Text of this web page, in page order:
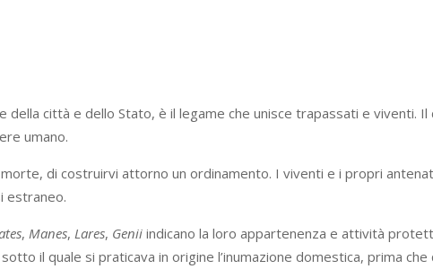
della città e dello Stato, è il legame che unisce trapassati e viventi.
umano.
di costruirvi attorno un ordinamento. I viventi e i propri
estraneo.
, Manes, Lares, Genii indicano la loro appartenenza e attività
il quale si praticava in origine l’inumazione domestica, prima